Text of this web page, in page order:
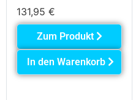
131,95 €
Zum Produkt
In den Warenkorb